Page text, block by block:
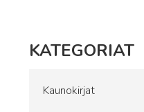
KATEGORIAT
Kaunokirjat